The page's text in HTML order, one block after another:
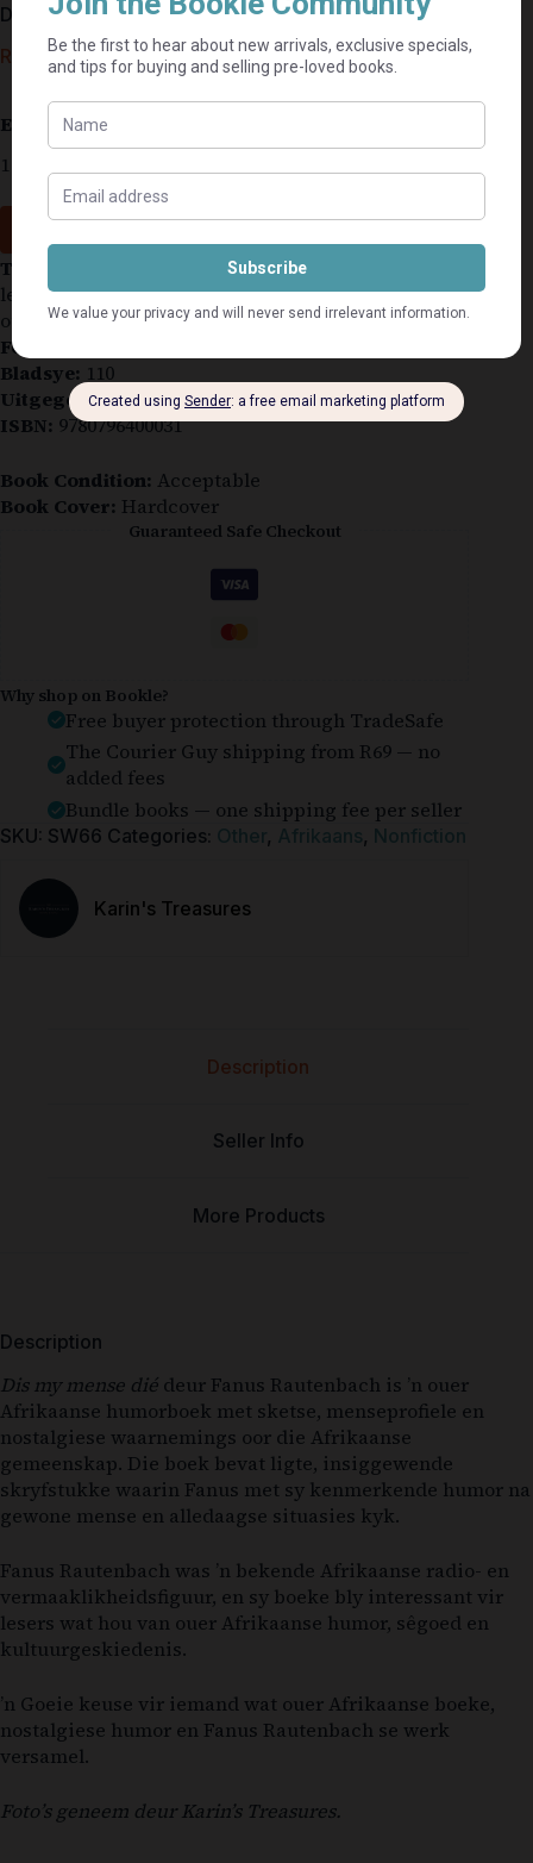
Dis My Mense Dié – Fanus Rautenbach
R 45,00
Estimated delivery: 2–9 business days
1 in stock
Toestand:
Redelik tot goed vir ouderdom. Boek is
leesbaar en volledig, maar die omslag wys
ouderdomsmerke, verkleuring en slytasie.
Formaat:
Bladsye: 110
Uitgegee:1975 Uitgewery P.J. de Villiers
ISBN: 9780796400031
Book Condition: Acceptable
Book Cover: Hardcover
Guaranteed Safe Checkout
Why shop on Bookle?
Free buyer protection through TradeSafe
The Courier Guy shipping from R69 — no
added fees
Bundle books — one shipping fee per seller
SKU: SW66 Categories: Other, Afrikaans, Nonfiction
Karin's Treasures
Description
Seller Info
More Products
Description
Dis my mense dié deur Fanus Rautenbach is ’n ouer
Afrikaanse humorboek met sketse, menseprofiele en
nostalgiese waarnemings oor die Afrikaanse
gemeenskap. Die boek bevat ligte, insiggewende
skryfstukke waarin Fanus met sy kenmerkende humor na
gewone mense en alledaagse situasies kyk.
Fanus Rautenbach was ’n bekende Afrikaanse radio- en
vermaaklikheidsfiguur, en sy boeke bly interessant vir
lesers wat hou van ouer Afrikaanse humor, sêgoed en
kultuurgeskiedenis.
’n Goeie keuse vir iemand wat ouer Afrikaanse boeke,
nostalgiese humor en Fanus Rautenbach se werk
versamel.
Foto’s geneem deur Karin’s Treasures.